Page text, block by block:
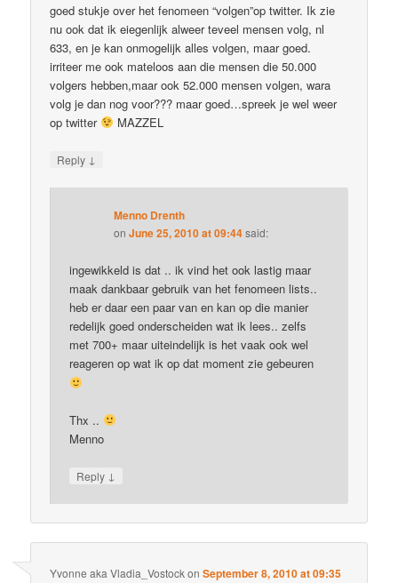
goed stukje over het fenomeen “volgen”op twitter. Ik zie
nu ook dat ik eiegenlijk alweer teveel mensen volg, nl
633, en je kan onmogelijk alles volgen, maar goed.
irriteer me ook mateloos aan die mensen die 50.000
volgers hebben,maar ook 52.000 mensen volgen, wara
volg je dan nog voor??? maar goed…spreek je wel weer
op twitter
MAZZEL
Reply ↓
Menno Drenth
onJune 25, 2010 at 09:44said:
ingewikkeld is dat .. ik vind het ook lastig maar
maak dankbaar gebruik van het fenomeen lists..
heb er daar een paar van en kan op die manier
redelijk goed onderscheiden wat ik lees.. zelfs
met 700+ maar uiteindelijk is het vaak ook wel
reageren op wat ik op dat moment zie gebeuren
Thx ..
Menno
Reply ↓
Yvonne aka Vladia_VostockonSeptember 8, 2010 at 09:35